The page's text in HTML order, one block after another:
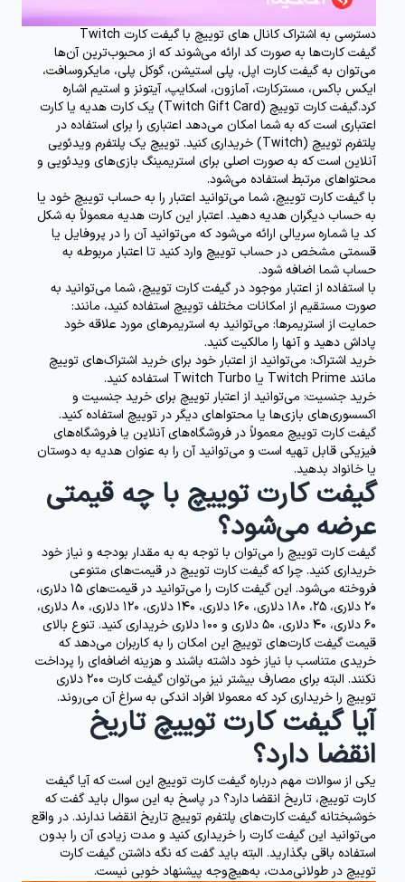
دسترسی به اشتراک کانال‌ های توییچ با گیفت کارت Twitch
گیفت کارت‌ها به صورت کد ارائه می‌شوند که از محبوب‌ترین آن‌ها
می‌توان بهگیفت کارت‌ اپل، پلی استیشن، گوکل پلی، مایکروسافت،
ایکس باکس، مسترکارت، آمازون، اسکایپ، آیتونز و استیم اشاره
کرد.گیفت کارت توییچ (Twitch Gift Card) یک کارت هدیه یا کارت
اعتباری است که به شما امکان می‌دهد اعتباری را برای استفاده در
پلتفرم توییچ (Twitch) خریداری کنید. توییچ یک پلتفرم ویدئویی
آنلاین است که به صورت اصلی برای استریمینگ بازی‌های ویدئویی و
محتواهای مرتبط استفاده می‌شود.
با گیفت کارت توییچ، شما می‌توانید اعتبار را به حساب توییچ خود یا
به حساب دیگران هدیه دهید. اعتبار این کارت هدیه معمولاً به شکل
کد یا شماره سریالی ارائه می‌شود که می‌توانید آن را در پروفایل یا
قسمتی مشخص در حساب توییچ وارد کنید تا اعتبار مربوطه به
حساب شما اضافه شود.
با استفاده از اعتبار موجود در گیفت کارت توییچ، شما می‌توانید به
صورت مستقیم از امکانات مختلف توییچ استفاده کنید، مانند:
حمایت از استریمرها: می‌توانید به استریمرهای مورد علاقه خود
پاداش دهید و آنها را مالکیت کنید.
خرید اشتراک: می‌توانید از اعتبار خود برای خرید اشتراک‌های توییچ
مانند Twitch Prime یا Twitch Turbo استفاده کنید.
خرید جنسیت: می‌توانید از اعتبار توییچ برای خرید جنسیت و
اکسسوری‌های بازی‌ها یا محتواهای دیگر در توییچ استفاده کنید.
گیفت کارت توییچ معمولاً در فروشگاه‌های آنلاین یا فروشگاه‌های
فیزیکی قابل تهیه است و می‌توانید آن را به عنوان هدیه به دوستان
یا خانواد بدهید.
گیفت کارت توییچ با چه قیمتی
عرضه می‌شود؟
گیفت کارت توییچ را می‌توان با توجه به به مقدار بودجه و نیاز خود
خریداری کنید. چرا که گیفت کارت توییچ در قیمت‌های متنوعی
فروخته می‌شود. این گیفت کارت را می‌توانید در قیمت‌های 15 دلاری،
20 دلاری، 25، 180 دلاری، 160 دلاری، 140 دلاری، 120 دلاری، 80 دلاری،
60 دلاری، 40 دلاری، 50 دلاری و 100 دلاری خریداری کنید. تنوع بالای
قیمت گیفت کارت‌های توییچ این امکان را به کاربران می‌دهد که
خریدی متناسب با نیاز خود داشته باشند و هزینه اضافه‌ای را پرداخت
نکنند. البته برای مصارف بیشتر نیز می‌توان گیفت کارت 200 دلاری
توییچ را خریداری کرد که معمولا افراد اندکی به سراغ آن می‌روند.
آیا گیفت کارت توییچ تاریخ
انقضا دارد؟
یکی از سوالات مهم درباره گیفت کارت توییچ این است که آیا گیفت
کارت توییچ، تاریخ انقضا دارد؟ در پاسخ به این سوال باید گفت که
خوشبختانه گیفت کارت‌های پلتفرم توییچ تاریخ انقضا ندارند. در واقع
می‌توانید این گیفت کارت را خریداری کنید و مدت زیادی آن را بدون
استفاده باقی بگذارید. البته باید گفت که نگه داشتن گیفت کارت
توییچ در طولانی‌مدت، به‌هیچ‌وجه پیشنهاد خوبی نیست.